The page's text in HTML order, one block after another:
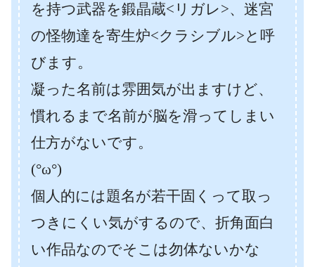
を持つ武器を鍛晶蔵<リガレ>、迷宮
の怪物達を寄生炉<クラシブル>と呼
びます。
凝った名前は雰囲気が出ますけど、
慣れるまで名前が脳を滑ってしまい
仕方がないです。
(°ω°)
個人的には題名が若干固くって取っ
つきにくい気がするので、折角面白
い作品なのでそこは勿体ないかな